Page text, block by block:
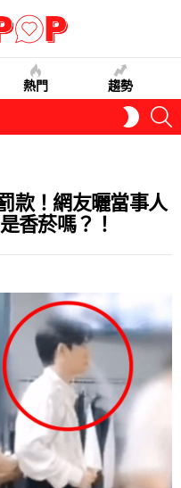
熱門 趨勢
SKIN
款！網友曬當事人
香菸嗎？！